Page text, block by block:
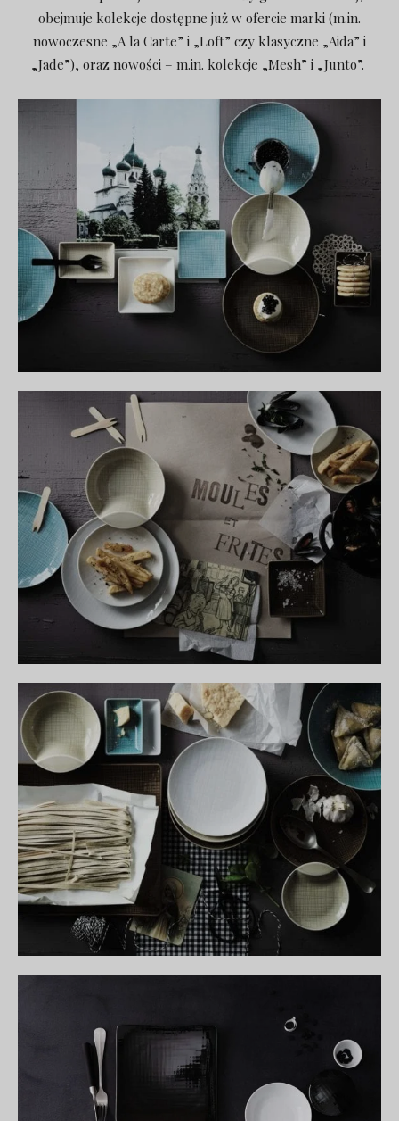
obejmuje kolekcje dostępne już w ofercie marki (m.in.
nowoczesne „A la Carte” i „Loft” czy klasyczne „Aida” i
„Jade”), oraz nowości – m.in. kolekcje „Mesh” i „Junto”.